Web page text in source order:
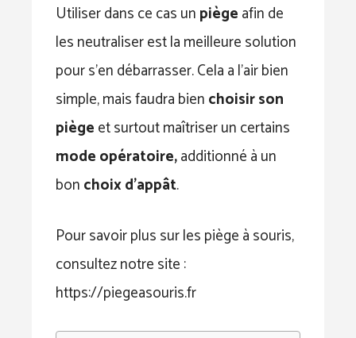
Utiliser dans ce cas unpiègeafin de
les neutraliser est la meilleure solution
pour s’en débarrasser. Cela a l’air bien
simple, mais faudra bienchoisir son
piègeet surtout maîtriser un certains
mode opératoire,additionné à un
bonchoix d’appât.
Pour savoir plus sur les piège à souris,
consultez notre site :
https://piegeasouris.fr